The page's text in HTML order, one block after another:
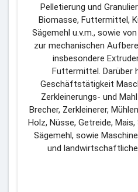
Pelletierung und
Biomasse, Futtermittel,
Sägemehl u.v.m., sowie
zur mechanischen
insbesondere
Futtermittel. Darüber
Geschäftstätigkeit
Zerkleinerungs- und
Brecher, Zerkleinerer,
Holz, Nüsse, Getreide,
Sägemehl, sowie
und